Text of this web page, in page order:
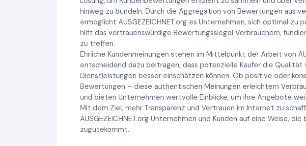
hinweg zu bündeln. Durch die Aggregation von Bewertungen aus
ermöglicht AUSGEZEICHNET.org es Unternehmen, sich optimal zu
hilft das vertrauenswürdige Bewertungssiegel Verbrauchern,
zu treffen.
Ehrliche Kundenmeinungen stehen im Mittelpunkt der Arbeit von
entscheidend dazu beitragen, dass potenzielle Käufer die Qualität
Dienstleistungen besser einschätzen können. Ob positive oder
Bewertungen – diese authentischen Meinungen erleichtern
und bieten Unternehmen wertvolle Einblicke, um ihre Angebote
Mit dem Ziel, mehr Transparenz und Vertrauen im Internet zu
AUSGEZEICHNET.org Unternehmen und Kunden auf eine Weise,
zugutekommt.